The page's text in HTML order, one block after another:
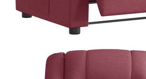
Credit calculator
Електрически стол реклайнер,
Please select credit institution
Цена на продукта: €261.00
Предоставената таблица е с
Добавете продукта в количката си с
количката" и при поръчка ще можете
вноски на кредита.